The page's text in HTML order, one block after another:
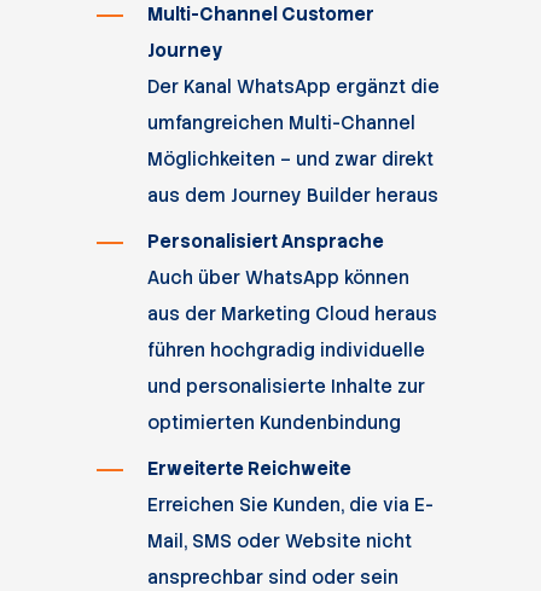
Multi-Channel Customer
Journey
Der Kanal WhatsApp ergänzt die
umfangreichen Multi-Channel
Möglichkeiten – und zwar direkt
aus dem Journey Builder heraus
Personalisiert Ansprache
Auch über WhatsApp können
aus der Marketing Cloud heraus
führen hochgradig individuelle
und personalisierte Inhalte zur
optimierten Kundenbindung
Erweiterte Reichweite
Erreichen Sie Kunden, die via E-
Mail, SMS oder Website nicht
ansprechbar sind oder sein